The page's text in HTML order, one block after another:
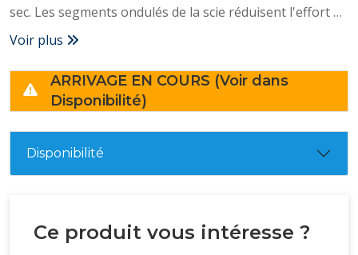
sec. Les segments ondulés de la scie réduisent l'effort et
augmentent la résistance. – Segments ondulés grande
Utilisation à sec – Sans vibration – Sans éclat – Propreté
des encastrements, pas besoin de recolmater : gain de
Voir plus
ARRIVAGE EN COURS (Voir dans
Disponibilité)
Disponibilité
Ce produit vous intéresse ?